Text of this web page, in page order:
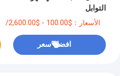
التوابل
الأسعار：$100.00 - $2,600.00/Metric Tons
افضل سعر